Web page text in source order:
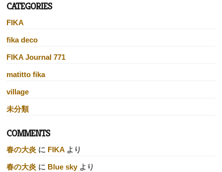
CATEGORIES
FIKA
fika deco
FIKA Journal 771
matitto fika
village
未分類
COMMENTS
春の大炎 に FIKA より
春の大炎 に Blue skyより